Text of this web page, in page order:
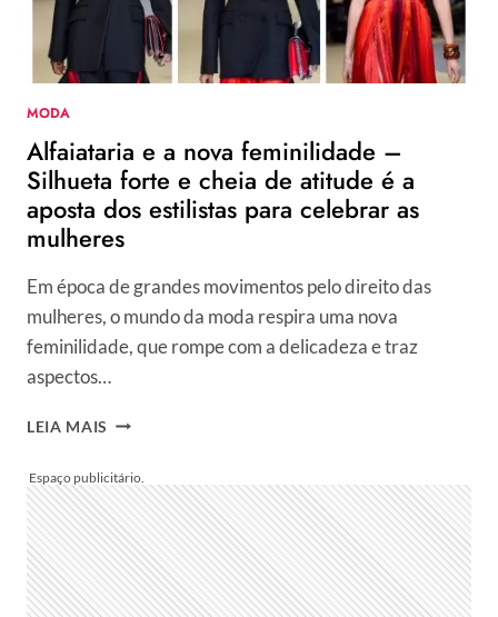
MODA
Alfaiataria e a nova feminilidade –
Silhueta forte e cheia de atitude é a
aposta dos estilistas para celebrar as
mulheres
Em época de grandes movimentos pelo direito das
mulheres, o mundo da moda respira uma nova
feminilidade, que rompe com a delicadeza e traz
aspectos…
LEIA MAIS ALFAIATARIA
NOVA
FEMINILIDADE
–
SILHUETA
FORTE
E